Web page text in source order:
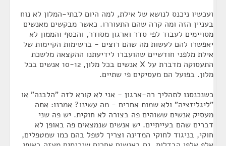
ועכשיו ניכנס לנושא של אילת, למה היום לבתי-המלון לא נוח
בעניין הזה ומה קרה שהם התעוררו. כאשר מבקשים מאנשים
מסויימים לעבוד לפי סדר וארגון מסודר, והכסף והממון לא
יאפשרו להם לעשות מה שהם רוצים - ברשימות הקיימות של
אילת מלפני חודשיים שהועברו לידיעתנו ההקצאה מלשכת
התעסוקה מדברת על X אנשים בכל מלון, 10-12 אנשים בכל
מלון. בפועל הם מעסיקים פי שתיים.
כשנכנסנו לתהליך רה-ארגון - אני לא קורא לזה "הלבנה" או
"ליגליזציה" ולא שמות אחרים - מה עשינו? אמרנו: אתה
מעסיק אנשים ששוהים פה בצורה לא חוקית. יש פה שני
דברים שהם בעייתיים. יש אנשים שנמצאים פה באופן לא
חוקי, בניגוד לחוקי המדינה וצריך לטפל בהם כמו שמטפלים,